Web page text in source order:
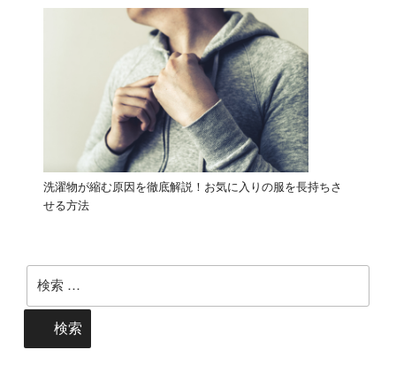
洗濯物が縮む原因を徹底解説！お気に入りの服を長持ちさ
せる方法
検
索:
検索